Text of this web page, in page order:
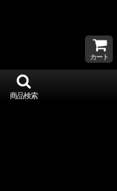
カート
商品検索